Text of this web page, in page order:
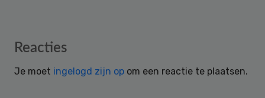
Reader
Reacties
Je moet ingelogd zijn op om een reactie te plaatsen.